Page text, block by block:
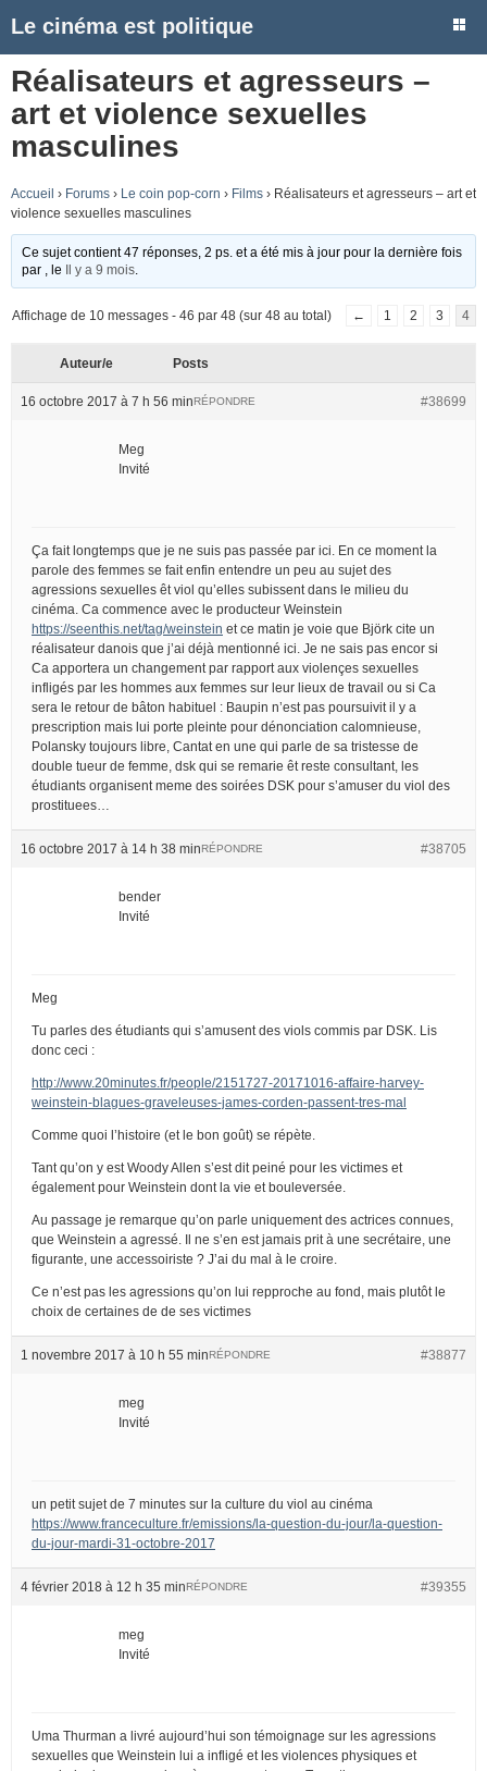
Le cinéma est politique
Réalisateurs et agresseurs –
art et violence sexuelles
masculines
Accueil › Forums › Le coin pop-corn › Films › Réalisateurs et agresseurs – art et
violence sexuelles masculines
Ce sujet contient 47 réponses, 2 ps. et a été mis à jour pour la dernière fois
par
, le Il y a 9 mois
Affichage de 10 messages - 46 par 48 (sur 48 au total) ← 1 2 3 4
Auteur/e Posts
16 octobre 2017 à 7 h 56 min #38699
RÉPONDRE
Meg
Invité
Ça fait longtemps que je ne suis pas passée par ici. En ce moment la
parole des femmes se fait enfin entendre un peu au sujet des
agressions sexuelles êt viol qu’elles subissent dans le milieu du
cinéma. Ca commence avec le producteur Weinstein
https://seenthis.net/tag/weinstein et ce matin je voie que Björk cite un
réalisateur danois que j’ai déjà mentionné ici. Je ne sais pas encor si
Ca apportera un changement par rapport aux violençes sexuelles
infligés par les hommes aux femmes sur leur lieux de travail ou si Ca
sera le retour de bâton habituel : Baupin n’est pas poursuivit il y a
prescription mais lui porte pleinte pour dénonciation calomnieuse,
Polansky toujours libre, Cantat en une qui parle de sa tristesse de
double tueur de femme, dsk qui se remarie êt reste consultant, les
étudiants organisent meme des soirées DSK pour s’amuser du viol des
prostituees…
16 octobre 2017 à 14 h 38 min #38705
RÉPONDRE
bender
Invité
Meg
Tu parles des étudiants qui s’amusent des viols commis par DSK. Lis
donc ceci :
http://www.20minutes.fr/people/2151727-20171016-affaire-harvey-
weinstein-blagues-graveleuses-james-corden-passent-tres-mal
Comme quoi l’histoire (et le bon goût) se répète.
Tant qu’on y est Woody Allen s’est dit peiné pour les victimes et
également pour Weinstein dont la vie et bouleversée.
Au passage je remarque qu’on parle uniquement des actrices connues,
que Weinstein a agressé. Il ne s’en est jamais prit à une secrétaire, une
figurante, une accessoiriste ? J’ai du mal à le croire.
Ce n’est pas les agressions qu’on lui repproche au fond, mais plutôt le
choix de certaines de de ses victimes
1 novembre 2017 à 10 h 55 min #38877
RÉPONDRE
meg
Invité
un petit sujet de 7 minutes sur la culture du viol au cinéma
https://www.franceculture.fr/emissions/la-question-du-jour/la-question-
du-jour-mardi-31-octobre-2017
4 février 2018 à 12 h 35 min #39355
RÉPONDRE
meg
Invité
Uma Thurman a livré aujourd’hui son témoignage sur les agressions
sexuelles que Weinstein lui a infligé et les violences physiques et